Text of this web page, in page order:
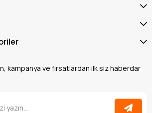
kampanya ve fırsatlardan ilk siz haberdar